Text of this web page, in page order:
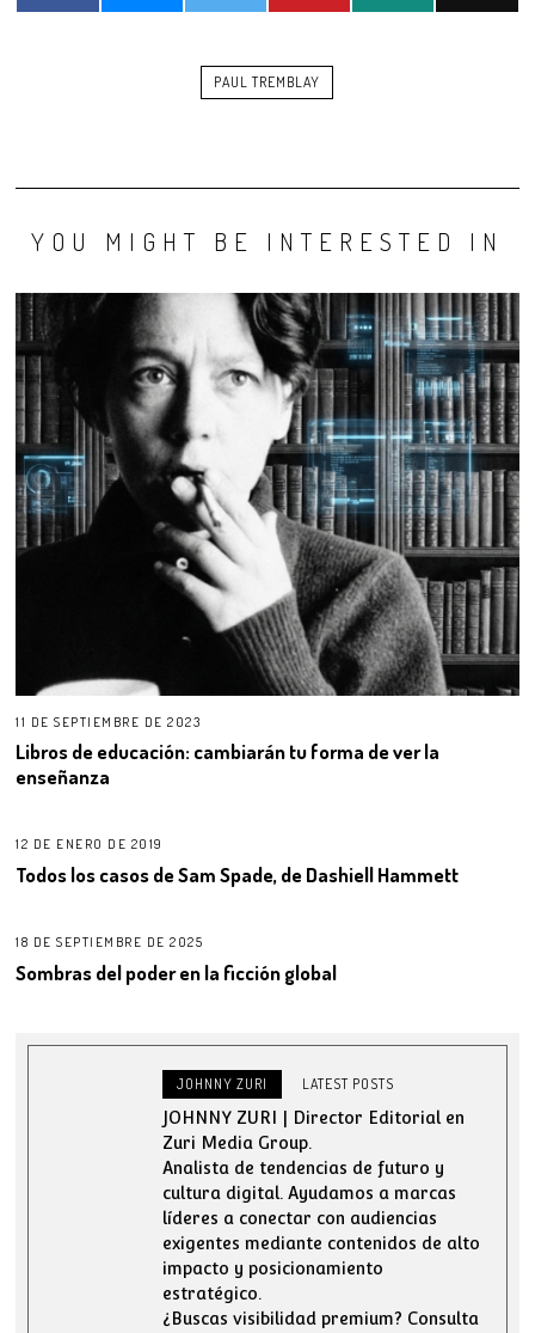
PAUL TREMBLAY
YOU MIGHT BE INTERESTED IN
11 DE SEPTIEMBRE DE 2023
Libros de educación: cambiarán tu forma de ver la
enseñanza
12 DE ENERO DE 2019
Todos los casos de Sam Spade, de Dashiell Hammett
18 DE SEPTIEMBRE DE 2025
Sombras del poder en la ficción global
JOHNNY ZURI LATEST POSTS
JOHNNY ZURI | Director Editorial en
Zuri Media Group.
Analista de tendencias de futuro y
cultura digital. Ayudamos a marcas
líderes a conectar con audiencias
exigentes mediante contenidos de alto
impacto y posicionamiento
estratégico.
¿Buscas visibilidad premium? Consulta